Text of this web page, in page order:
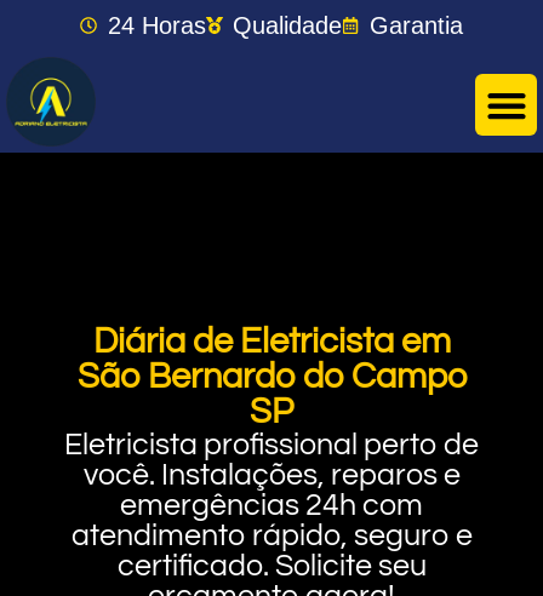
24 Horas Qualidade Garantia
Diária de Eletricista em
São Bernardo do Campo
SP
Eletricista profissional perto de
você. Instalações, reparos e
emergências 24h com
atendimento rápido, seguro e
certificado. Solicite seu